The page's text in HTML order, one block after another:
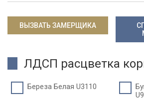
ВЫЗВАТЬ ЗАМЕРЩИКА
ЛДСП расцветка
Береза Белая U3110